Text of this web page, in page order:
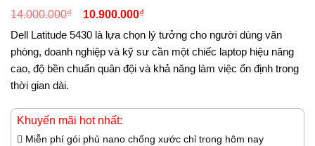
14.000.000₫
Giá
là:
14.000.000₫.
10.900.000₫Giá
tại
10.900.000₫.
Dell Latitude 5430 là lựa chọn lý tưởng cho người dùng văn
phòng, doanh nghiệp và kỹ sư cần một chiếc laptop hiệu năng
cao, độ bền chuẩn quân đội và khả năng làm việc ổn định trong
thời gian dài.
Khuyến mãi hot nhất:
Miễn phí gói phủ nano chống xước chỉ trong hôm nay